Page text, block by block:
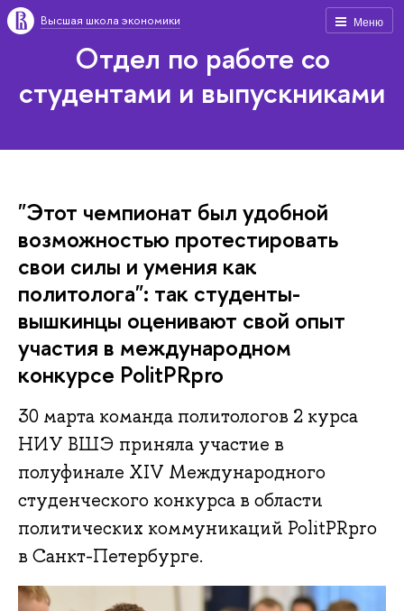
Меню
Высшая школа экономики
Отдел по работе со
студентами и выпускниками
"Этот чемпионат был удобной
возможностью протестировать
свои силы и умения как
политолога": так студенты-
вышкинцы оценивают свой опыт
участия в международном
конкурсе PolitPRpro
30 марта команда политологов 2 курса
НИУ ВШЭ приняла участие в
полуфинале XIV Международного
студенческого конкурса в области
политических коммуникаций PolitPRpro
в Санкт-Петербурге.